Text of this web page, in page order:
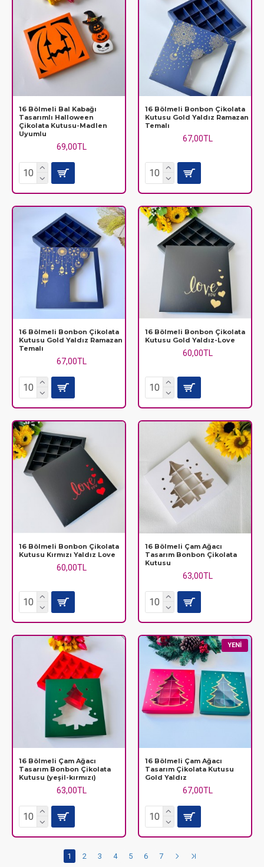
16 Bölmeli Bal Kabağı
Tasarımlı Halloween
Çikolata Kutusu-Madlen
Uyumlu
69,00TL
16 Bölmeli Bonbon Çikolata
Kutusu Gold Yaldız Ramazan
Temalı
67,00TL
16 Bölmeli Bonbon Çikolata
Kutusu Gold Yaldız Ramazan
Temalı
67,00TL
16 Bölmeli Bonbon Çikolata
Kutusu Gold Yaldız-Love
60,00TL
16 Bölmeli Bonbon Çikolata
Kutusu Kırmızı Yaldız Love
60,00TL
16 Bölmeli Çam Ağacı
Tasarım Bonbon Çikolata
Kutusu
63,00TL
16 Bölmeli Çam Ağacı
Tasarım Bonbon Çikolata
Kutusu (yeşil-kırmızı)
63,00TL
YENI
16 Bölmeli Çam Ağacı
Tasarım Çikolata Kutusu
Gold Yaldız
67,00TL
1 2 3 4 5 6
7